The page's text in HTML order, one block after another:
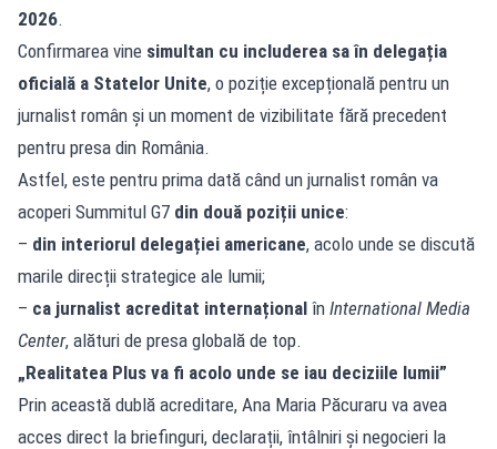
2026.
Confirmarea vine simultan cu includerea sa în delegația
oficială a Statelor Unite, o poziție excepțională pentru un
jurnalist român și un moment de vizibilitate fără precedent
pentru presa din România.
Astfel, este pentru prima dată când un jurnalist român va
acoperi Summitul G7 din două poziții unice:
– din interiorul delegației americane, acolo unde se discută
marile direcții strategice ale lumii;
– ca jurnalist acreditat internațional în International Media
Center, alături de presa globală de top.
„Realitatea Plus va fi acolo unde se iau deciziile lumii”
Prin această dublă acreditare, Ana Maria Păcuraru va avea
acces direct la briefinguri, declarații, întâlniri și negocieri la